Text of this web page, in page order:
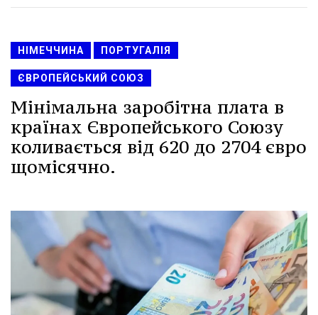
НІМЕЧЧИНА ПОРТУГАЛІЯ
ЄВРОПЕЙСЬКИЙ СОЮЗ
Мінімальна заробітна плата в
країнах Європейського Союзу
коливається від 620 до 2704 євро
щомісячно.